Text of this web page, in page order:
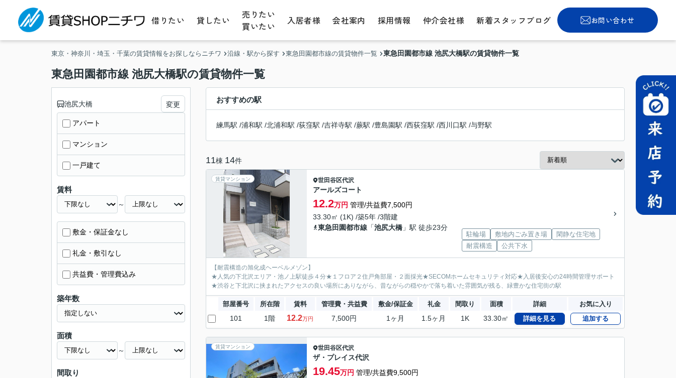
借りたい 貸したい
売りたい
買いたい
入居者様 会社案内 採用情報 仲介会社様 新着スタッフブログ お問い合わせ
東京・神奈川・埼玉・千葉の賃貸情報をお探しならニチワ 沿線・駅から探す 東急田園都市線の賃貸物件一覧 東急田園都市線 池尻大橋駅の賃貸物件一覧
東急田園都市線 池尻大橋駅の賃貸物件一覧
おすすめの駅
練馬駅 /浦和駅 /北浦和駅 /荻窪駅 /吉祥寺駅 /蕨駅 /豊島園駅 /西荻窪駅 /西川口駅 /与野駅
11棟 14件
賃貸マンション 世田谷区代沢
アールズコート
12.2万円 管理/共益費7,500円
33.30㎡ (1K) /築5年 /3階建
東急田園都市線 「池尻大橋 」駅 徒歩23分
駐輪場 敷地内ごみ置き場
閑静な住宅地
耐震構造
公共下水
【耐震構造の旭化成ヘーベルメゾン】
★人気の下北沢エリア・池ノ上駅徒歩４分★１フロア２住戸角部屋・２面採光★SECOMホームセキュリティ対応★入居後安心の24時間管理サポート
★渋谷と下北沢に挟まれたアクセスの良い場所にありながら、昔ながらの穏やかで落ち着いた雰囲気が残る、緑豊かな住宅街の駅
部屋番号 所在階 賃料 管理費・共益費 敷金/保証金 礼金 間取り 面積 詳細 お気に入り
101 1階 12.2万円 7,500円 1ヶ月 1.5ヶ月 1K 33.30㎡ 詳細を見る 追加する
賃貸マンション 世田谷区代沢
ザ・プレイス代沢
19.45万円 管理/共益費9,500円
池尻大橋 変更
アパート
マンション
一戸建て
賃料
～
敷金・保証金なし
礼金・敷引なし
共益費・管理費込み
築年数
面積
～
間取り